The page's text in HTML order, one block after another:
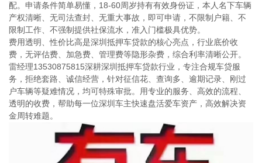
配。申请条件简单易懂，18-60周岁持有有效身份证，本人名下车辆
产权清晰、无司法查封、无重大事故，即可申请，不限制户籍、不
限制工作、不强制提供社保流水，准入门槛极具优势。
费用透明、性价比高是深圳抵押车贷款的核心亮点，行业底价收
费，无评估费、加急费、管理费等隐形杂费，综合利率清晰公开。
雷经理13530875815深耕深圳抵押车贷款行业，专注合规车贷服
务，拒绝套路、诚信经营，针对征信花、查询多、逾期记录、刚过
户车辆等疑难情况，均可特殊审批。用专业的服务、高效的流程、
透明的收费，帮助每一位深圳车主快速盘活爱车资产，高效解决资
金周转难题。